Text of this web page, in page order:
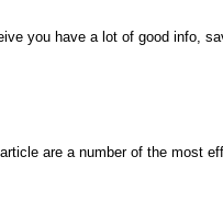
you have a lot of good info,
are a number of the most